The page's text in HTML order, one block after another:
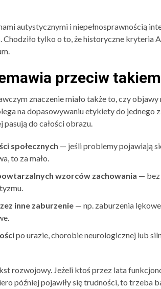
autystycznymi i niepełnosprawnością
tylko o to, że historyczne kryteria
przeciw
znaczenie miało także to, czy objawy
na dopasowywaniu etykiety do jednego
do całości obrazu.
społecznych — jeśli problemy pojawiają
to za mało.
wzorców zachowania — bez
inne zaburzenie — np. zaburzenia
po urazie, chorobie neurologicznej lub
rozwojowy. Jeżeli ktoś przez lata
później pojawiły się trudności, to trzeba